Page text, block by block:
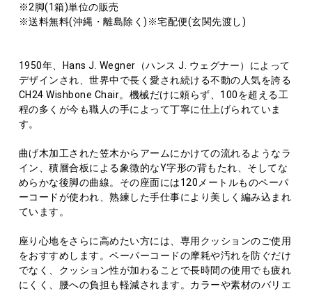
※2脚(1箱)単位の販売
※送料無料(沖縄・離島除く)※宅配便(玄関先渡し)
1950年、Hans J. Wegner（ハンス J. ウェグナー）によって
デザインされ、世界中で長く愛され続ける不動の人気を誇る
CH24 Wishbone Chair。機械だけに頼らず、100を超える工
程の多くが今も職人の手によって丁寧に仕上げられていま
す。
曲げ木加工された笠木からアームにかけての流れるようなラ
イン、積層合板による象徴的なY字形の背もたれ、そしてな
めらかな後脚の曲線。その座面には120メートルものペーパ
ーコードが使われ、熟練した手仕事により美しく編み込まれ
ています。
座り心地をさらに高めたい方には、専用クッションのご使用
をおすすめします。ペーパーコードの摩耗や汚れを防ぐだけ
でなく、クッション性が加わることで長時間の使用でも疲れ
にくく、腰への負担も軽減されます。カラーや素材のバリエ